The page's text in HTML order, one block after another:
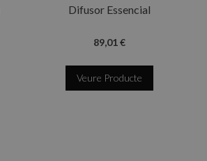
Difusor Essencial
89,01 €
Veure Producte